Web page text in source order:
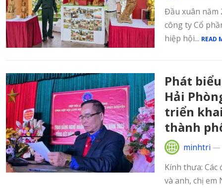
Đầu xuân năm
công ty Cổ
hiệp hội... READ
Phát
Hải
triển khai
thành
minhtri —
Kính thưa:
và anh, chị